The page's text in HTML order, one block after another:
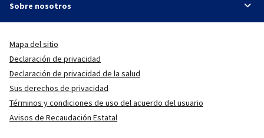
Sobre nosotros
Mapa del sitio
Declaración de privacidad
Declaración de privacidad de la salud
Sus derechos de privacidad
Términos y condiciones de uso del acuerdo del usuario
Avisos de Recaudación Estatal